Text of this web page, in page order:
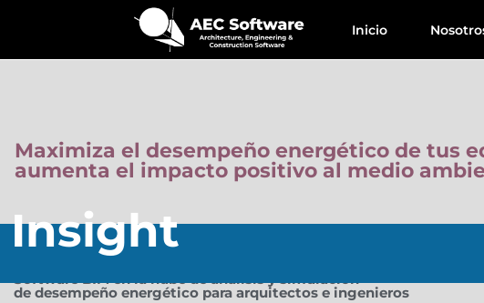
Inicio
Maximiza el desempeño energético de tus
aumenta el impacto positivo al medio
Insight
Software BIM en la nube de análisis y simulación
de desempeño energético para arquitectos e ingenieros